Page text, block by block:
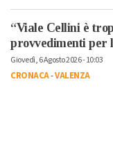
“Viale Cellini è
provvedimenti per
Giovedì, 6 Agosto 2026 - 10:03
CRONACA-VALENZA